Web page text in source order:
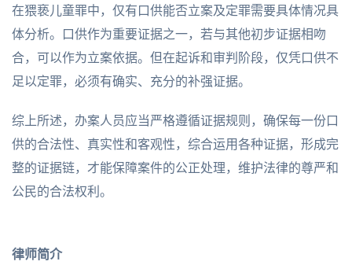
在猥亵儿童罪中，仅有口供能否立案及定罪需要具体情况具
体分析。口供作为重要证据之一，若与其他初步证据相吻
合，可以作为立案依据。但在起诉和审判阶段，仅凭口供不
足以定罪，必须有确实、充分的补强证据。
综上所述，办案人员应当严格遵循证据规则，确保每一份口
供的合法性、真实性和客观性，综合运用各种证据，形成完
整的证据链，才能保障案件的公正处理，维护法律的尊严和
公民的合法权利。
律师简介